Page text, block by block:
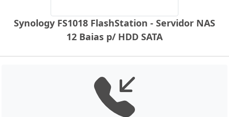
Synology FS1018 FlashStation - Servidor NAS
12 Baias p/ HDD SATA